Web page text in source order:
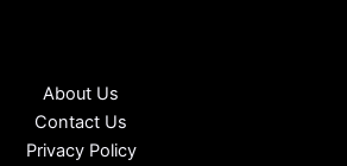
About Us
Contact Us
Privacy Policy